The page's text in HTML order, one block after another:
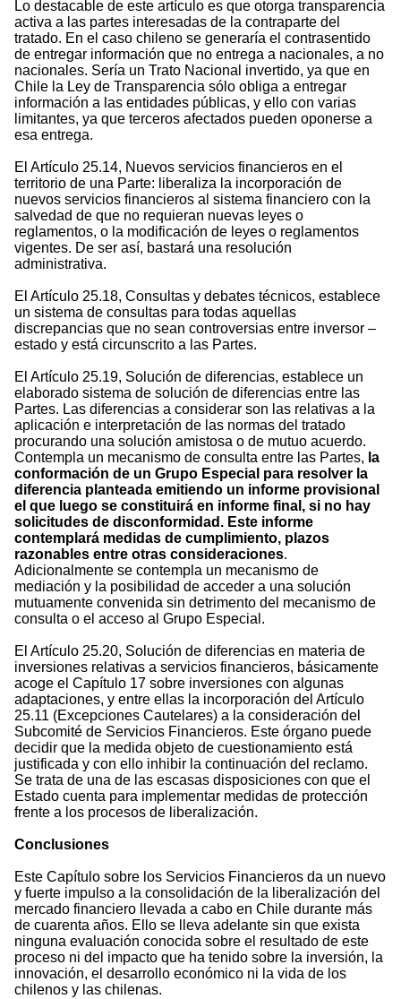
Lo destacable de este artículo es que otorga transparencia
activa a las partes interesadas de la contraparte del
tratado. En el caso chileno se generaría el contrasentido
de entregar información que no entrega a nacionales, a no
nacionales. Sería un Trato Nacional invertido, ya que en
Chile la Ley de Transparencia sólo obliga a entregar
información a las entidades públicas, y ello con varias
limitantes, ya que terceros afectados pueden oponerse a
esa entrega.
El Artículo 25.14, Nuevos servicios financieros en el
territorio de una Parte: liberaliza la incorporación de
nuevos servicios financieros al sistema financiero con la
salvedad de que no requieran nuevas leyes o
reglamentos, o la modificación de leyes o reglamentos
vigentes. De ser así, bastará una resolución
administrativa.
El Artículo 25.18, Consultas y debates técnicos, establece
un sistema de consultas para todas aquellas
discrepancias que no sean controversias entre inversor –
estado y está circunscrito a las Partes.
El Artículo 25.19, Solución de diferencias, establece un
elaborado sistema de solución de diferencias entre las
Partes. Las diferencias a considerar son las relativas a la
aplicación e interpretación de las normas del tratado
procurando una solución amistosa o de mutuo acuerdo.
Contempla un mecanismo de consulta entre las Partes, la
conformación de un Grupo Especial para resolver la
diferencia planteada emitiendo un informe provisional
el que luego se constituirá en informe final, si no hay
solicitudes de disconformidad. Este informe
contemplará medidas de cumplimiento, plazos
razonables entre otras consideraciones.
Adicionalmente se contempla un mecanismo de
mediación y la posibilidad de acceder a una solución
mutuamente convenida sin detrimento del mecanismo de
consulta o el acceso al Grupo Especial.
El Artículo 25.20, Solución de diferencias en materia de
inversiones relativas a servicios financieros, básicamente
acoge el Capítulo 17 sobre inversiones con algunas
adaptaciones, y entre ellas la incorporación del Artículo
25.11 (Excepciones Cautelares) a la consideración del
Subcomité de Servicios Financieros. Este órgano puede
decidir que la medida objeto de cuestionamiento está
justificada y con ello inhibir la continuación del reclamo.
Se trata de una de las escasas disposiciones con que el
Estado cuenta para implementar medidas de protección
frente a los procesos de liberalización.
Conclusiones
Este Capítulo sobre los Servicios Financieros da un nuevo
y fuerte impulso a la consolidación de la liberalización del
mercado financiero llevada a cabo en Chile durante más
de cuarenta años. Ello se lleva adelante sin que exista
ninguna evaluación conocida sobre el resultado de este
proceso ni del impacto que ha tenido sobre la inversión, la
innovación, el desarrollo económico ni la vida de los
chilenos y las chilenas.